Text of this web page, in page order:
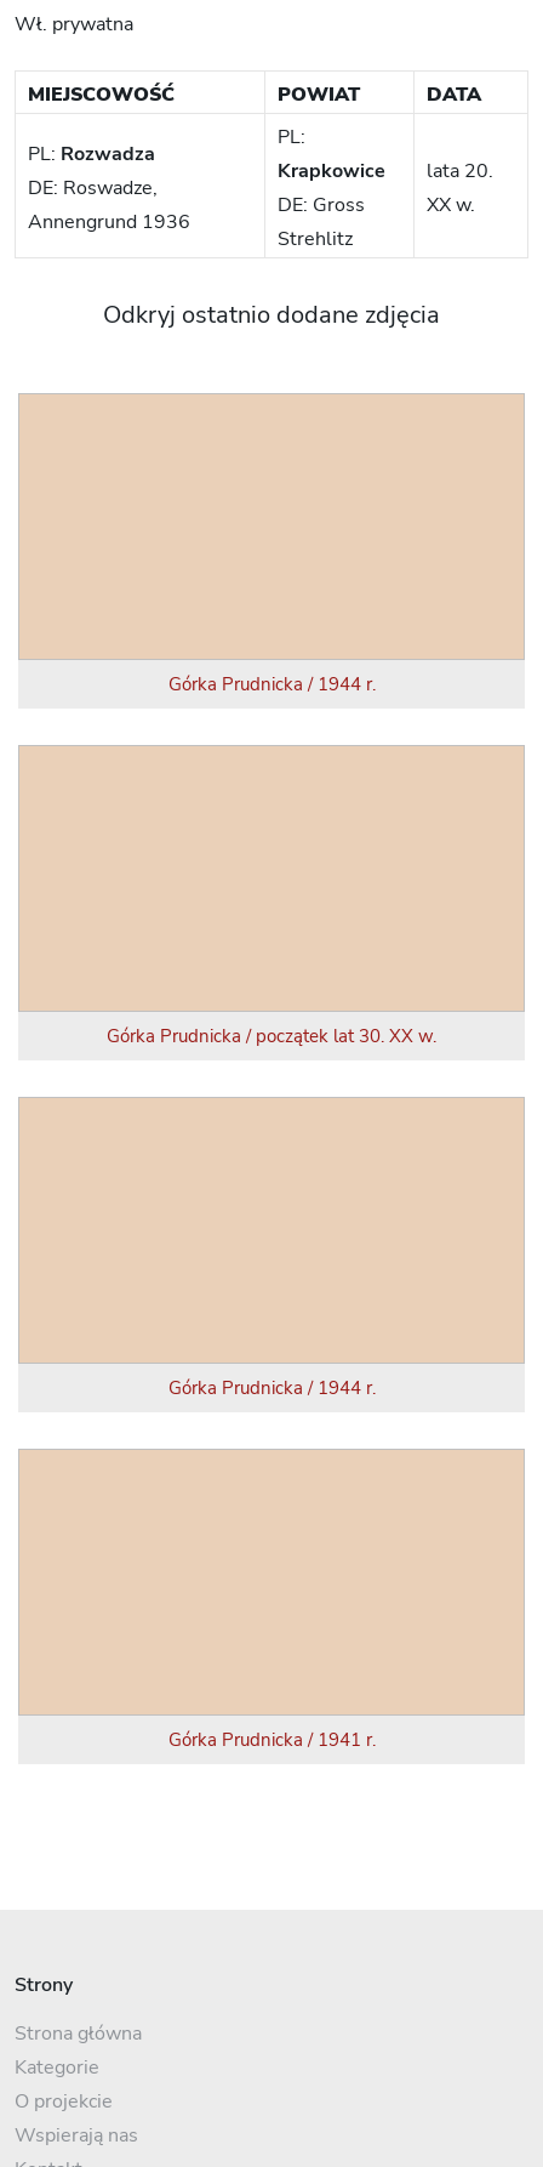
Wł. prywatna
MIEJSCOWOŚĆ POWIAT DATA
PL: Rozwadza
DE: Roswadze,
Annengrund 1936
PL:
Krapkowice
DE: Gross
Strehlitz
lata 20.
XX w.
Odkryj ostatnio dodane zdjęcia
Górka Prudnicka / 1944 r.
Górka Prudnicka / początek lat 30. XX w.
Górka Prudnicka / 1944 r.
Górka Prudnicka / 1941 r.
Strony
Strona główna
Kategorie
O projekcie